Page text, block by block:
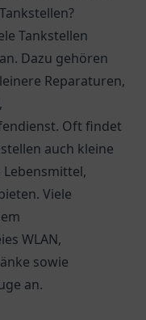
Tankstellen
Dazu gehören
Reparaturen,
Oft findet
auch kleine
Viele
WLAN,
sowie
an.